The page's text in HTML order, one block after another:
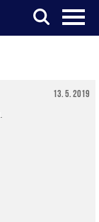
13. 5. 2019